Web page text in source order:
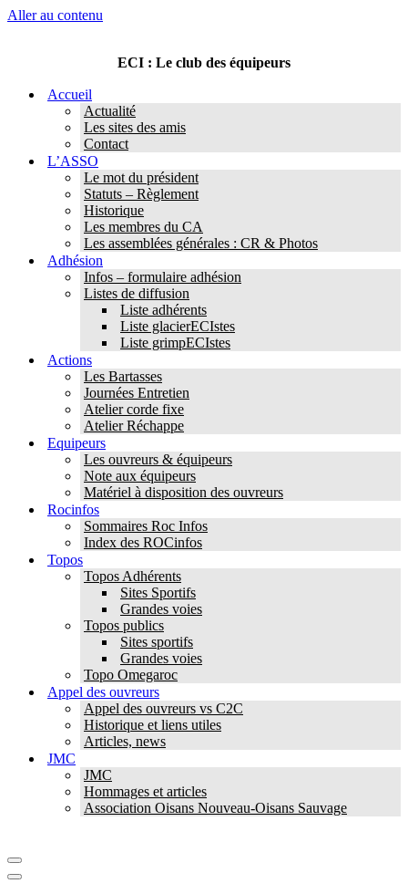
Aller au contenu
ECI : Le club des équipeurs
Accueil
Actualité
Les sites des amis
Contact
L’ASSO
Le mot du président
Statuts – Règlement
Historique
Les membres du CA
Les assemblées générales : CR & Photos
Adhésion
Infos – formulaire adhésion
Listes de diffusion
Liste adhérents
Liste glacierECIstes
Liste grimpECIstes
Actions
Les Bartasses
Journées Entretien
Atelier corde fixe
Atelier Réchappe
Equipeurs
Les ouvreurs & équipeurs
Note aux équipeurs
Matériel à disposition des ouvreurs
Rocinfos
Sommaires Roc Infos
Index des ROCinfos
Topos
Topos Adhérents
Sites Sportifs
Grandes voies
Topos publics
Sites sportifs
Grandes voies
Topo Omegaroc
Appel des ouvreurs
Appel des ouvreurs vs C2C
Historique et liens utiles
Articles, news
JMC
JMC
Hommages et articles
Association Oisans Nouveau-Oisans Sauvage
Menu
de
Menu